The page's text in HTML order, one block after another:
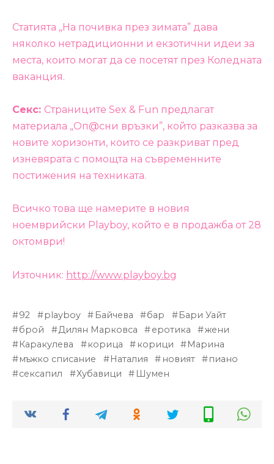
Статията „На почивка през зимата” дава
няколко нетрадиционни и екзотични идеи за
места, които могат да се посетят през Коледната
ваканция.
Секс: Страниците Sex & Fun предлагат
материала „Оп@сни връзки”, който разказва за
новите хоризонти, които се разкриват пред
изневярата с помощта на съвременните
постижения на техниката.
Всичко това ще намерите в новия
ноемврийски Playboy, който е в продажба от 28
октомври!
Източник: http://www.playboy.bg
92 playboy Байчева бар
Бари Уайт
брой
Дилян Марковса еротика
жени
Каракулева
корица корици
Марина
мъжко списание
Наталия новият
пиано
сексапил
Хубавици Шумен